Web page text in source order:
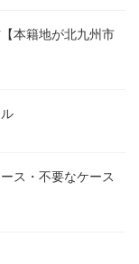
本籍地が北九州市
ル
ス・不要なケース